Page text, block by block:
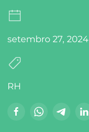
setembro 27, 2024
RH